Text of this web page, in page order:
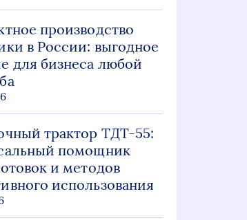
производство
в России: выгодное
для бизнеса любой
трактор ТДТ-55:
помощник
и методов
использования